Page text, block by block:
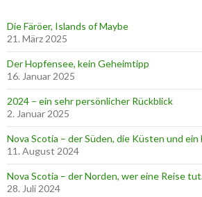
Die Färöer, Islands of Maybe
21. März 2025
Der Hopfensee, kein Geheimtipp
16. Januar 2025
2024 – ein sehr persönlicher Rückblick
2. Januar 2025
Nova Scotia – der Süden, die Küsten und ein
11. August 2024
Nova Scotia – der Norden, wer eine Reise
28. Juli 2024